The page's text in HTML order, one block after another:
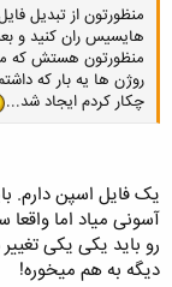
منظورتون از تبدیل
هایسیس ران کنید و
منظورتون هستش که
روژن ها یه بار که
چکار کردم ایجاد شد...
یک فایل اسپن دارم.
آسونی میاد اما
دیگه به هم میخوره!